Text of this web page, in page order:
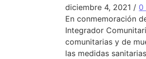
diciembre 4, 2021 / 0
En conmemoración
Integrador
comunitarias y de
las medidas